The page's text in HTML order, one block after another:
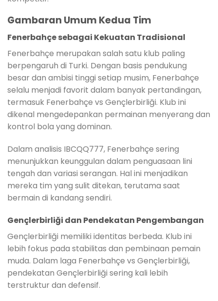
Gambaran Umum Kedua Tim
Fenerbahçe sebagai Kekuatan Tradisional
Fenerbahçe merupakan salah satu klub paling
berpengaruh di Turki. Dengan basis pendukung
besar dan ambisi tinggi setiap musim, Fenerbahçe
selalu menjadi favorit dalam banyak pertandingan,
termasuk Fenerbahçe vs Gençlerbirliği. Klub ini
dikenal mengedepankan permainan menyerang dan
kontrol bola yang dominan.
Dalam analisis IBCQQ777, Fenerbahçe sering
menunjukkan keunggulan dalam penguasaan lini
tengah dan variasi serangan. Hal ini menjadikan
mereka tim yang sulit ditekan, terutama saat
bermain di kandang sendiri.
Gençlerbirliği dan Pendekatan Pengembangan
Gençlerbirliği memiliki identitas berbeda. Klub ini
lebih fokus pada stabilitas dan pembinaan pemain
muda. Dalam laga Fenerbahçe vs Gençlerbirliği,
pendekatan Gençlerbirliği sering kali lebih
terstruktur dan defensif.